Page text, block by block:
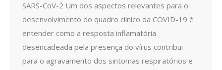
SARS-CoV-2 Um dos aspectos relevantes para o
desenvolvimento do quadro clínico da COVID-19 é
entender como a resposta inflamatória
desencadeada pela presença do vírus contribui
para o agravamento dos sintomas respiratórios e